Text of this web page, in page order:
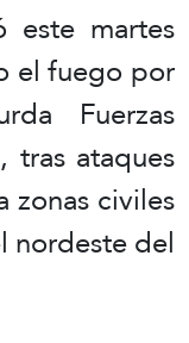
este martes
el fuego por
Fuerzas
tras ataques
zonas civiles
nordeste del